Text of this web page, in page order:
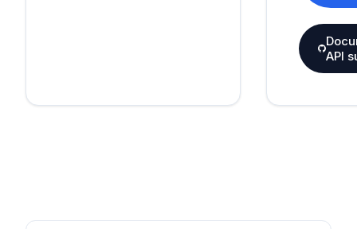
API